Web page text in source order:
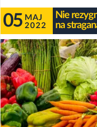
05 MAJ
2022
Nie
na